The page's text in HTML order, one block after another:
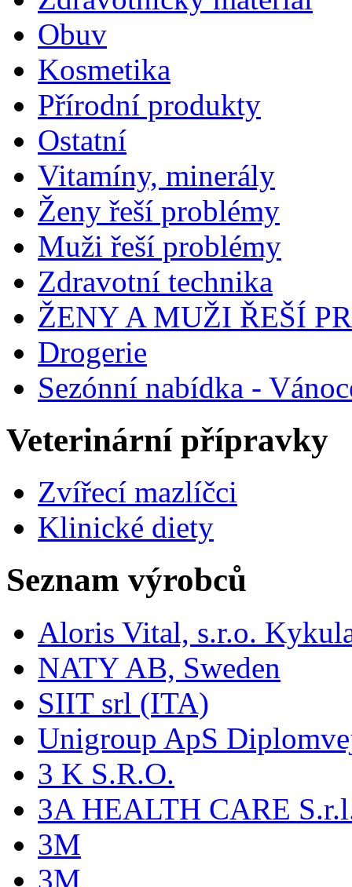
Obuv
Kosmetika
Přírodní produkty
Ostatní
Vitamíny, minerály
Ženy řeší problémy
Muži řeší problémy
Zdravotní technika
ŽENY A MUŽI ŘEŠÍ
Drogerie
Sezónní nabídka -
Veterinární přípravky
Zvířecí mazlíčci
Klinické diety
Seznam výrobců
Aloris Vital, s.r.o.
NATY AB, Sweden
SIIT srl (ITA)
Unigroup ApS
3 K S.R.O.
3A HEALTH CARE
3M
3M